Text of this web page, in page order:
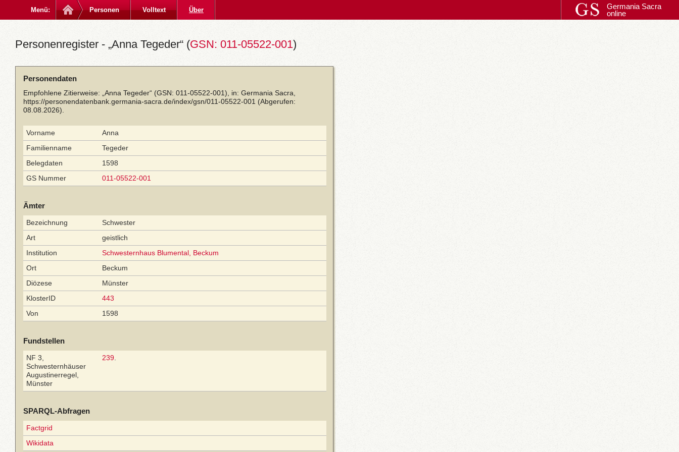
Menü: Personen Volltext Über
Germania Sacra
online
Personenregister - „Anna Tegeder“ (GSN: 011-05522-001)
Personendaten
Empfohlene Zitierweise: „Anna Tegeder“ (GSN: 011-05522-001), in: Germania Sacra,
https://personendatenbank.germania-sacra.de/index/gsn/011-05522-001 (Abgerufen:
08.08.2026).
Vorname
Anna
Familienname
Tegeder
Belegdaten
1598
GS Nummer
011-05522-001
Ämter
Bezeichnung
Schwester
Art
geistlich
Institution
Schwesternhaus Blumental, Beckum
Ort
Beckum
Diözese
Münster
KlosterID
443
Von
1598
Fundstellen
NF 3,
Schwesternhäuser
Augustinerregel,
Münster
239
SPARQL-Abfragen
Factgrid
Wikidata